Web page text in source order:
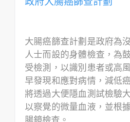
大腸癌篩查計劃是政府為
人士而設的身體檢查，為
受檢測，以識別患者或高
早發現和應對病情，減低
將透過大便隱血測試檢驗
以察覺的微量血液，並根